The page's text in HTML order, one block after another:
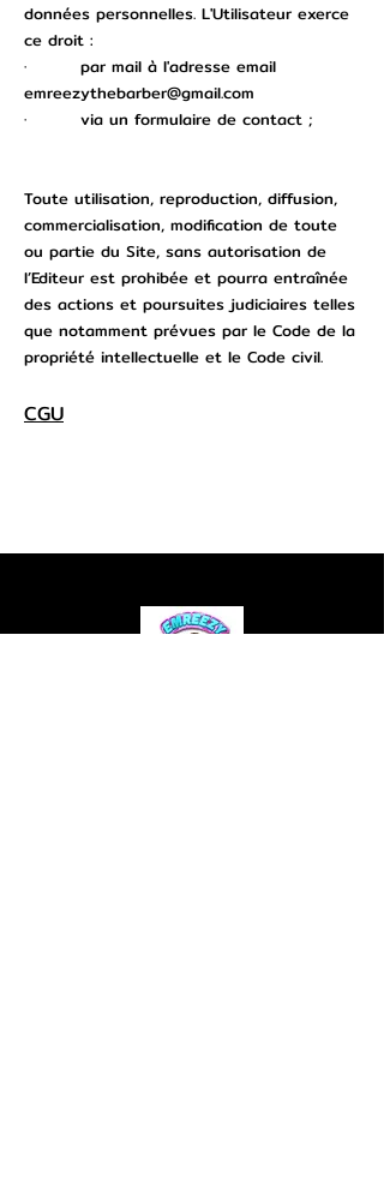
données personnelles. L'Utilisateur exerce
ce droit :
· par mail à l'adresse email
emreezythebarber@gmail.com
· via un formulaire de contact ;
Toute utilisation, reproduction, diffusion,
commercialisation, modification de toute
ou partie du Site , sans autorisation de
l’Editeur est prohibée et pourra entraînée
des actions et poursuites judiciaires telles
que notamment prévues par le Code de la
propriété intellectuelle et le Code civil.
CGU